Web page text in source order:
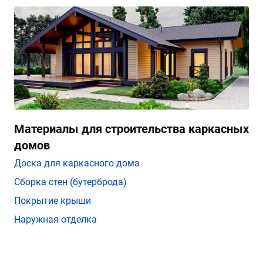
Материалы для строительства каркасных
домов
Доска для каркасного дома
Сборка стен (бутерброда)
Покрытие крыши
Наружная отделка